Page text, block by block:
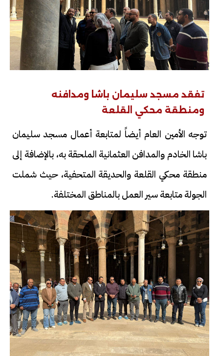
تفقد مسجد سليمان باشا ومدافنه
ومنطقة محكي القلعة
توجه الأمين العام أيضاً لمتابعة أعمال مسجد سليمان
باشا الخادم والمدافن العثمانية الملحقة به، بالإضافة إلى
منطقة محكي القلعة والحديقة المتحفية، حيث شملت
الجولة متابعة سير العمل بالمناطق المختلفة.